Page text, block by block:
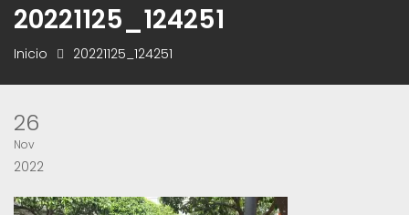
20221125_124251
Inicio 20221125_124251
26
Nov
2022